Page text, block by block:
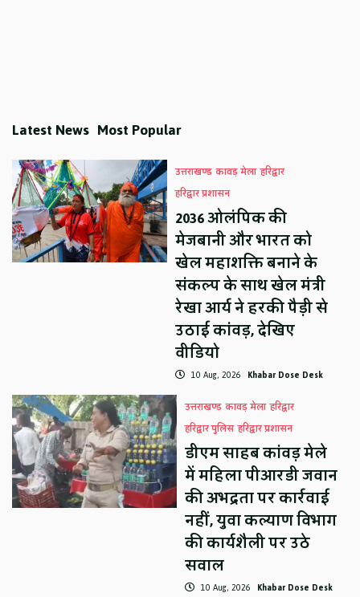
Latest News Most Popular
उत्तराखण्ड कावड़ मेला हरिद्वार
हरिद्वार प्रशासन
2036 ओलंपिक की
मेजबानी और भारत को
खेल महाशक्ति बनाने के
संकल्प के साथ खेल मंत्री
रेखा आर्य ने हरकी पैड़ी से
उठाई कांवड़, देखिए
वीडियो
10 Aug, 2026 Khabar Dose Desk
उत्तराखण्ड कावड़ मेला हरिद्वार
हरिद्वार पुलिस हरिद्वार प्रशासन
डीएम साहब कांवड़ मेले
में महिला पीआरडी जवान
की अभद्रता पर कार्रवाई
नहीं, युवा कल्याण विभाग
की कार्यशैली पर उठे
सवाल
10 Aug, 2026 Khabar Dose Desk